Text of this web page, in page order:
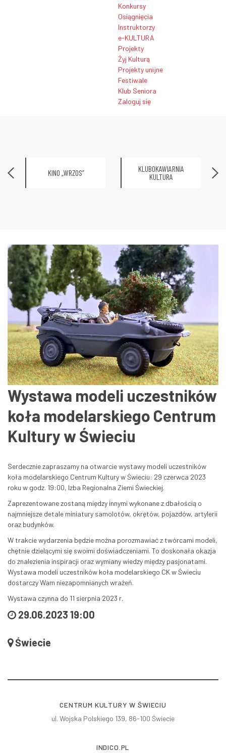
Konkursy
Osiągnięcia
Instruktorzy
e-KULTURA
Projekty
Żyj Kulturą
Projekty unijne
Festiwale
Klub Seniora
Zaloguj się
KINO „WRZOS”
KLUBOKAWIARNIA
KULTURA
Wystawa modeli uczestników
koła modelarskiego Centrum
Kultury w Świeciu
Serdecznie zapraszamy na otwarcie wystawy modeli uczestników
koła modelarskiego Centrum Kultury w Świeciu: 29 czerwca 2023
roku w godz. 19:00, Izba Regionalna Ziemi Świeckiej.
Zaprezentowane zostaną między innymi wykonane z dbałością o
najmniejsze detale miniatury samolotów, okrętów, pojazdów, artylerii
oraz budynków.
W trakcie wydarzenia będzie można porozmawiać z twórcami modeli,
chętnie dzielącymi się swoimi doświadczeniami. To doskonała okazja
do znalezienia inspiracji oraz wymiany wiedzy między pasjonatami.
Wystawa modeli uczestników koła modelarskiego CK w Świeciu
dostarczy Wam niezapomnianych wrażeń.
Wystawa czynna do 11 sierpnia 2023 r.
29.06.2023 19:00
Świecie
CENTRUM KULTURY W ŚWIECIU
ul. Wojska Polskiego 139, 86-100 Świecie
INDICO.PL